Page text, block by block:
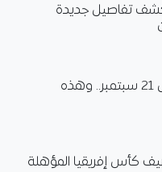
تفاصيل جديدة
تأجيل الدخول المدرسي إلى 21 سبتمبر.. وهذه
كأس إفريقيا المؤهلة